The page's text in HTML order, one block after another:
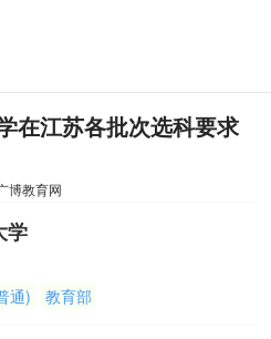
在江苏各批次选科要求
博教育网
学
通) 教育部